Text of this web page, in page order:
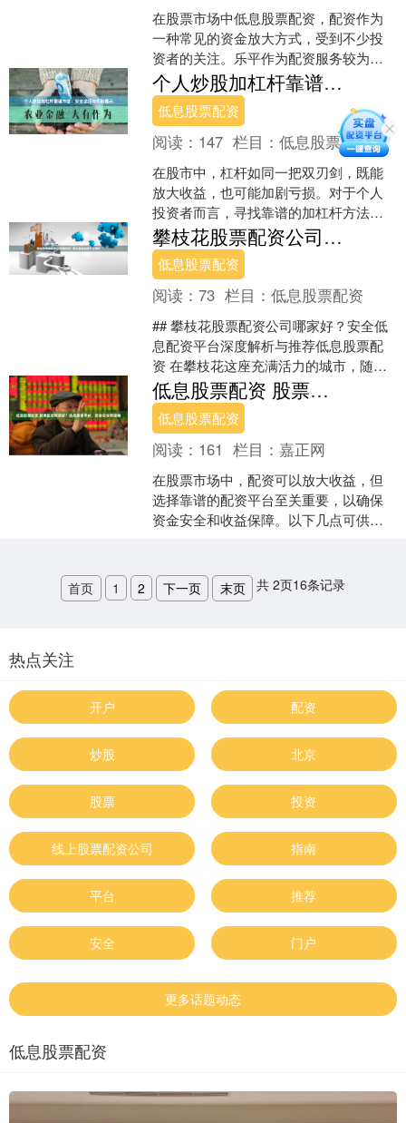
在股票市场中低息股票配资，配资作为
一种常见的资金放大方式，受到不少投
资者的关注。乐平作为配资服务较为活
跃的地区之一，投资者在选择配资时需
掌握科学的方法与安全策略....
个人炒股加杠杆靠谱方法：安全途径与风险提示
低息股票配资
阅读： 147 栏目：低息股票配资
在股市中，杠杆如同一把双刃剑，既能
放大收益，也可能加剧亏损。对于个人
投资者而言，寻找靠谱的加杠杆方法并
理解其中的风险至关重要。本文将为您
揭示安全的加杠杆途径，并....
攀枝花股票配资公司哪家好？安全低息配资平台推荐
低息股票配资
阅读：73 栏目：低息股票配资
## 攀枝花股票配资公司哪家好？安全低
息配资平台深度解析与推荐低息股票配
资 在攀枝花这座充满活力的城市，随着
投资理财意识的普及，越来越多的股民
开始关注股票配资这....
低息股票配资 股票配资哪家好？选择靠谱平台，资金安全有保障
低息股票配资
阅读： 161 栏目：嘉正网
在股票市场中，配资可以放大收益，但
选择靠谱的配资平台至关重要，以确保
资金安全和收益保障。以下几点可供参
首页 1 2 下一页 末页 共 2页16条记录
热点关注
开户 配资
炒股 北京
股票 投资
线上股票配资公司 指南
平台 推荐
安全 门户
更多话题动态
低息股票配资